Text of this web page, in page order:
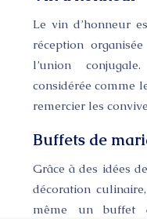
Le vin d’honneur
réception
l’union
considérée comme
remercier les
Buffets de
Grâce à des idées
décoration
même un buffet